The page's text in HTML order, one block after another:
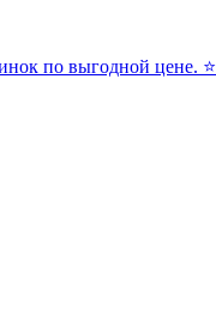
по выгодной цене.